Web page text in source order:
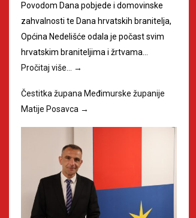
Povodom Dana pobjede i domovinske
zahvalnosti te Dana hrvatskih branitelja,
Općina Nedelišće odala je počast svim
hrvatskim braniteljima i žrtvama…
Pročitaj više… →
Čestitka župana Međimurske županije
Matije Posavca →